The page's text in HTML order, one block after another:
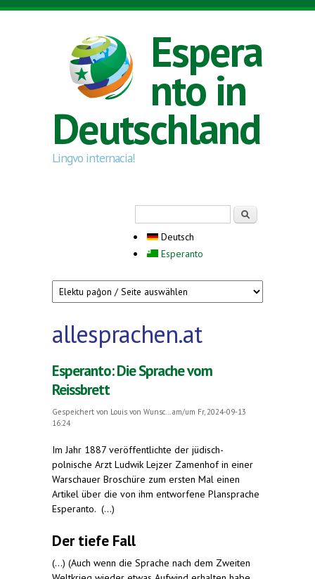
Direkt zum Inhalt
Espera
nto in
Deutschland
Lingvo internacia!
Deutsch
Esperanto
allesprachen.at
Esperanto: Die Sprache vom
Reissbrett
Gespeichert von Louis von Wunsc...
am/um Fr, 2024-09-13
16:24
Im Jahr 1887 veröffentlichte der jüdisch-
polnische Arzt Ludwik Lejzer Zamenhof in einer
Warschauer Broschüre zum ersten Mal einen
Artikel über die von ihm entworfene Plansprache
Esperanto. (...)
Der tiefe Fall
(...) (Auch wenn die Sprache nach dem Zweiten